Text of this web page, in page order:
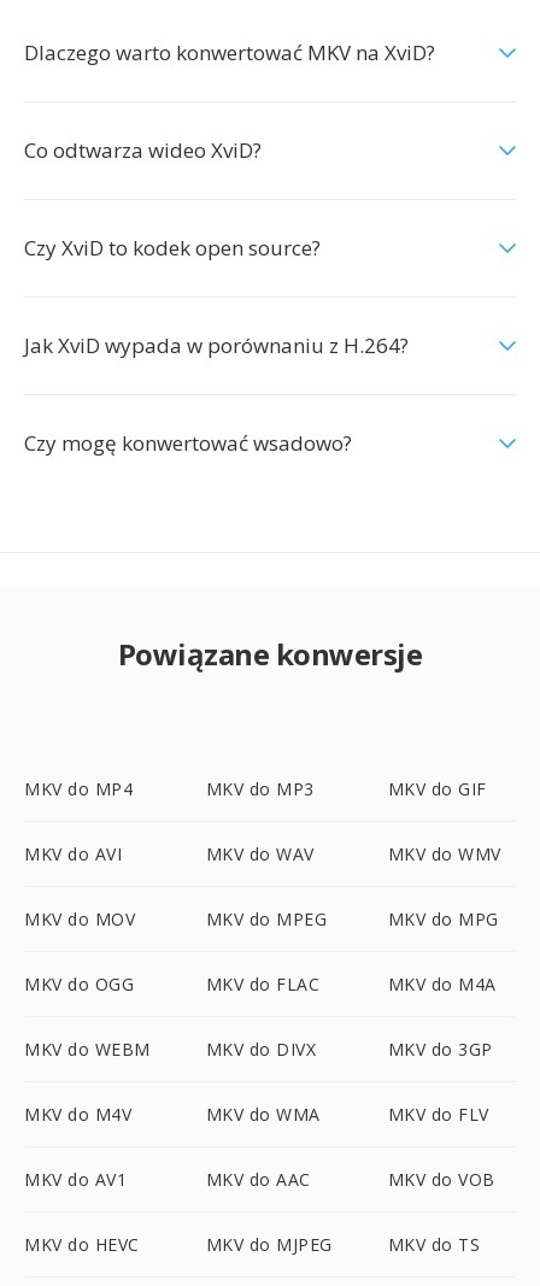
Dlaczego warto konwertować MKV na XviD?
Co odtwarza wideo XviD?
Czy XviD to kodek open source?
Jak XviD wypada w porównaniu z H.264?
Czy mogę konwertować wsadowo?
Powiązane konwersje
MKV do MP4 MKV do MP3 MKV do GIF
MKV do AVI MKV do WAV MKV do WMV
MKV do MOV MKV do MPEG MKV do MPG
MKV do OGG MKV do FLAC MKV do M4A
MKV do WEBM MKV do DIVX MKV do 3GP
MKV do M4V MKV do WMA MKV do FLV
MKV do AV1 MKV do AAC MKV do VOB
MKV do HEVC MKV do MJPEG MKV do TS